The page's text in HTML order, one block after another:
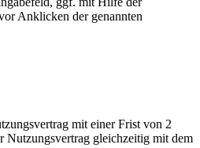
Anklicken der genannten
mit einer Frist von 2
Nutzungsvertrag gleichzeitig mit dem